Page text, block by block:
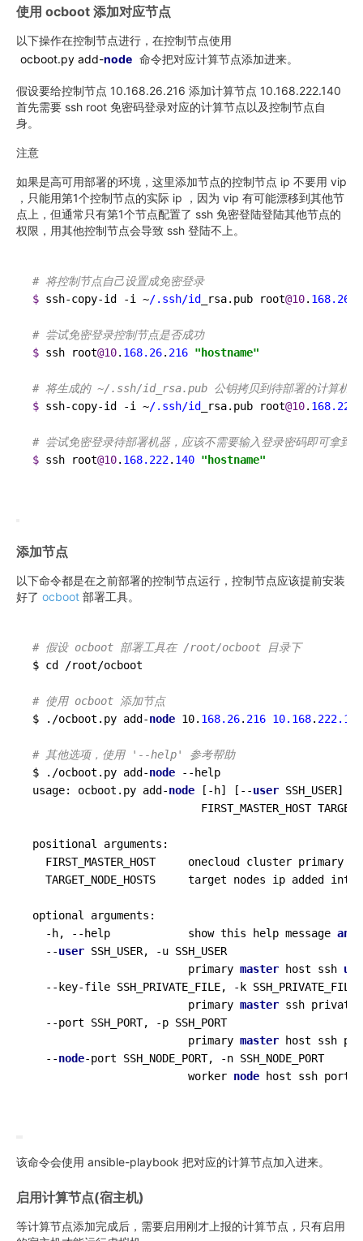
使用 ocboot 添加对应节点
以下操作在控制节点进行，在控制节点使用
ocboot.py add-node 命令把对应计算节点添加进来。
假设要给控制节点 10.168.26.216 添加计算节点 10.168.222.140
首先需要 ssh root 免密码登录对应的计算节点以及控制节点自
身。
注意
如果是高可用部署的环境，这里添加节点的控制节点 ip 不要用 vip
，只能用第1个控制节点的实际 ip ，因为 vip 有可能漂移到其他节
点上，但通常只有第1个节点配置了 ssh 免密登陆登陆其他节点的
权限，用其他控制节点会导致 ssh 登陆不上。
# 将控制节点自己设置成免密登录
$ ssh-copy-id -i ~/.ssh/id _rsa.pub root@10. 168.26
# 尝试免密登录控制节点是否成功
$ ssh root@10. 168.26. 216 "hostname"
# 将生成的 ~/.ssh/id_rsa.pub 公钥拷贝到待部署的计算机器
$ ssh-copy-id -i ~/.ssh/id _rsa.pub root@10. 168.222
# 尝试免密登录待部署机器，应该不需要输入登录密码即可拿到
$ ssh root@10. 168.222. 140 "hostname"
添加节点
以下命令都是在之前部署的控制节点运行，控制节点应该提前安装
好了 ocboot 部署工具。
# 假设 ocboot 部署工具在 /root/ocboot 目录下
$ cd /root/ocboot
# 使用 ocboot 添加节点
$ ./ocboot.py add-node 10. 168.26. 216 10.168. 222.140
# 其他选项，使用 '--help' 参考帮助
$ ./ocboot.py add-node
--help
usage: ocboot.py add-node [-h] [--user SSH_USER] [--
FIRST_MASTER_HOST
positional arguments:
  FIRST_MASTER_HOST     onecloud cluster primary
TARGET_NODE_HOSTS     target nodes ip added into
optional arguments:
  -h, --help            show this help message
and
  --
user SSH_USER, -u SSH_USER
                        primary
master host ssh
  --key-file SSH_PRIVATE_FILE, -k SSH_PRIVATE_FILE
                        primary
master ssh private
  --port SSH_PORT, -p SSH_PORT
                        primary
master host ssh
  --
node-port SSH_NODE_PORT, -n SSH_NODE_PORT
                        worker
node host ssh port
该命令会使用 ansible-playbook 把对应的计算节点加入进来。
启用计算节点(宿主机)
等计算节点添加完成后，需要启用刚才上报的计算节点，只有启用